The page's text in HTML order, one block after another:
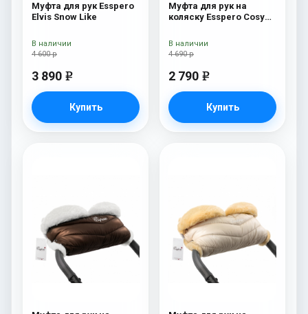
Муфта для рук Esspero
Elvis Snow Like
4 600 р
3 890 e
Купить
В наличии
Муфта для рук на
коляску Esspero Cosy
4 690 р
2 790 e
Купить
В наличии